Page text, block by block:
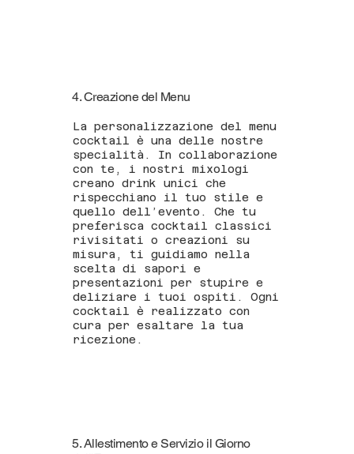
4. Creazione del Menu
La personalizzazione del menu
cocktail è una delle nostre
specialità. In collaborazione
con te, i nostri mixologi
creano drink unici che
rispecchiano il tuo stile e
quello dell’evento. Che tu
preferisca cocktail classici
rivisitati o creazioni su
misura, ti guidiamo nella
scelta di sapori e
presentazioni per stupire e
deliziare i tuoi ospiti. Ogni
cocktail è realizzato con
cura per esaltare la tua
ricezione.
5. Allestimento e Servizio il Giorno